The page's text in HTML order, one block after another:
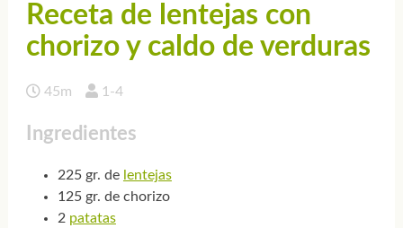
Receta de lentejas con
chorizo y caldo de verduras
45m 1-4
Ingredientes
225 gr. de lentejas
125 gr. de chorizo
2 patatas